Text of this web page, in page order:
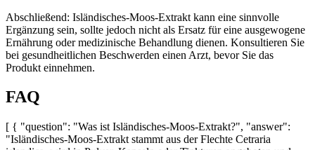
Abschließend: Isländisches-Moos-Extrakt kann eine sinnvolle
Ergänzung sein, sollte jedoch nicht als Ersatz für eine ausgewogene
Ernährung oder medizinische Behandlung dienen. Konsultieren Sie
bei gesundheitlichen Beschwerden einen Arzt, bevor Sie das
Produkt einnehmen.
FAQ
[ { "question": "Was ist Isländisches-Moos-Extrakt?", "answer":
"Isländisches-Moos-Extrakt stammt aus der Flechte Cetraria